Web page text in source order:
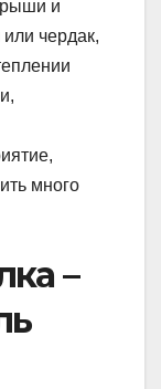
и
чердак,
много
–